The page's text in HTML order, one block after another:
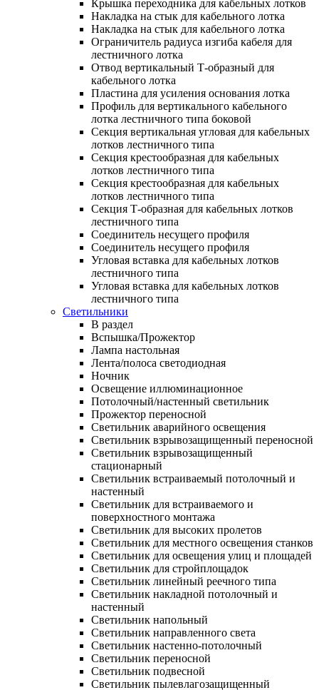
Крышка переходника для кабельных лотков
Накладка на стык для кабельного лотка
Накладка на стык для кабельного лотка
Ограничитель радиуса изгиба кабеля для
лестничного лотка
Отвод вертикальный Т-образный для
кабельного лотка
Пластина для усиления основания лотка
Профиль для вертикального кабельного
лотка лестничного типа боковой
Секция вертикальная угловая для кабельных
лотков лестничного типа
Секция крестообразная для кабельных
лотков лестничного типа
Секция крестообразная для кабельных
лотков лестничного типа
Секция Т-образная для кабельных лотков
лестничного типа
Соединитель несущего профиля
Соединитель несущего профиля
Угловая вставка для кабельных лотков
лестничного типа
Угловая вставка для кабельных лотков
лестничного типа
Светильники
В раздел
Вспышка/Прожектор
Лампа настольная
Лента/полоса светодиодная
Ночник
Освещение иллюминационное
Потолочный/настенный светильник
Прожектор переносной
Светильник аварийного освещения
Светильник взрывозащищенный переносной
Светильник взрывозащищенный
стационарный
Светильник встраиваемый потолочный и
настенный
Светильник для встраиваемого и
поверхностного монтажа
Светильник для высоких пролетов
Светильник для местного освещения станков
Светильник для освещения улиц и площадей
Светильник для стройплощадок
Светильник линейный реечного типа
Светильник накладной потолочный и
настенный
Светильник напольный
Светильник направленного света
Светильник настенно-потолочный
Светильник переносной
Светильник подвесной
Светильник пылевлагозащищенный